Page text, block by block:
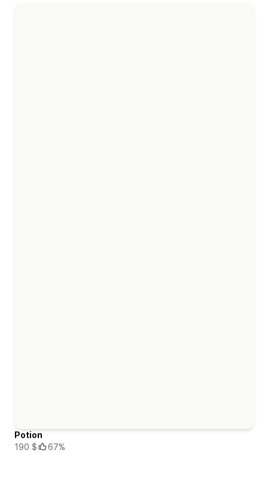
Potion
190 $
67%